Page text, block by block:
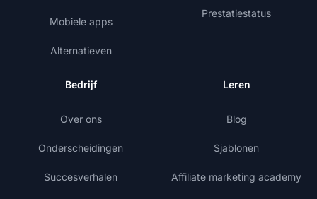
Mobiele apps
Alternatieven
Prestatiestatus
Bedrijf
Over ons
Onderscheidingen
Succesverhalen
Leren
Blog
Sjablonen
Affiliate marketing academy